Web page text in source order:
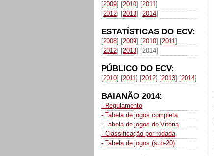
[2009] [2010] [2011]
[2012] [2013] [2014]
ESTATÍSTICAS DO ECV:
[2008] [2009] [2010] [2011]
[2012] [2013] [2014]
PÚBLICO DO ECV:
[2010] [2011] [2012] [2013] [2014]
BAIANÃO 2014:
- Regulamento
- Tabela de jogos completa
- Tabela de jogos do Vitória
- Classificação por rodada
- Tabela de jogos (sub-20)